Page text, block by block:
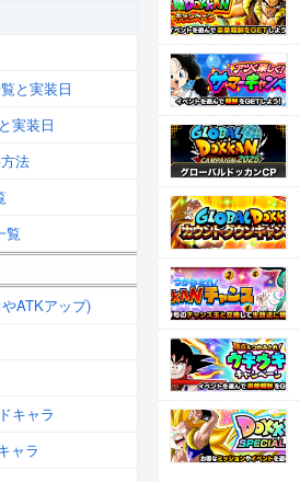
と実装日
実装日
法
覧
ATKアップ)
キャラ
ャラ